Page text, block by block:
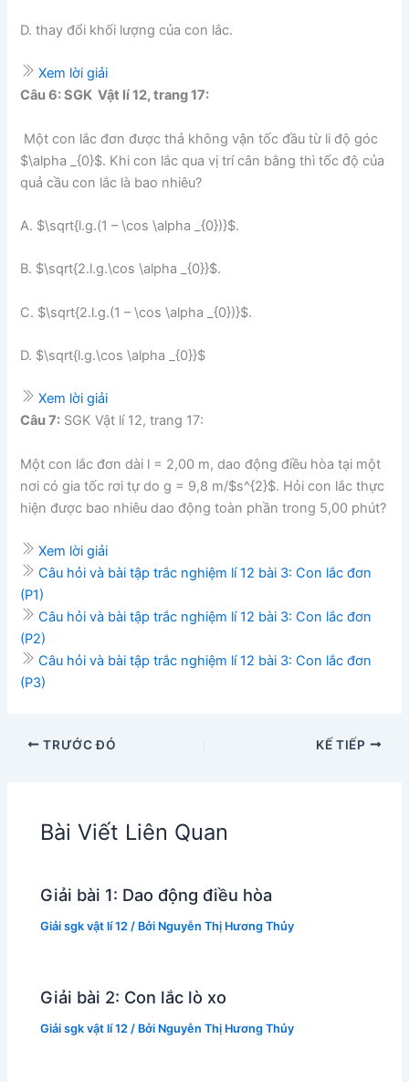
D. thay đổi khối lượng của con lắc.
Xem lời giải
Câu 6: SGK Vật lí 12, trang 17:
Một con lắc đơn được thả không vận tốc đầu từ li độ góc
$\alpha _{0}$. Khi con lắc qua vị trí cân bằng thì tốc độ của
quả cầu con lắc là bao nhiêu?
A. $\sqrt{l.g.(1 – \cos \alpha _{0})}$.
B. $\sqrt{2.l.g.\cos \alpha _{0}}$.
C. $\sqrt{2.l.g.(1 – \cos \alpha _{0})}$.
D. $\sqrt{l.g.\cos \alpha _{0}}$
Xem lời giải
Câu 7: SGK Vật lí 12, trang 17:
Một con lắc đơn dài l = 2,00 m, dao động điều hòa tại một
nơi có gia tốc rơi tự do g = 9,8 m/$s^{2}$. Hỏi con lắc thực
hiện được bao nhiêu dao động toàn phần trong 5,00 phút?
Xem lời giải
Câu hỏi và bài tập trắc nghiệm lí 12 bài 3: Con lắc đơn
(P1)
Câu hỏi và bài tập trắc nghiệm lí 12 bài 3: Con lắc đơn
(P2)
Câu hỏi và bài tập trắc nghiệm lí 12 bài 3: Con lắc đơn
(P3)
TRƯỚC ĐÓ KẾ TIẾP
Bài Viết Liên Quan
Giải bài 1: Dao động điều hòa
Giải sgk vật lí 12 / Bởi Nguyễn Thị Hương Thủy
Giải bài 2: Con lắc lò xo
Giải sgk vật lí 12 / Bởi Nguyễn Thị Hương Thủy